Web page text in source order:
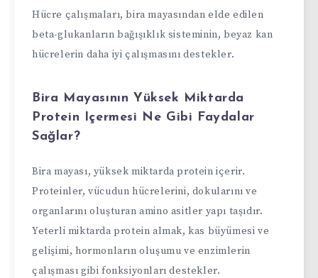
Hücre çalışmaları, bira mayasından elde edilen
beta-glukanların bağışıklık sisteminin, beyaz kan
hücrelerin daha iyi çalışmasını destekler.
Bira Mayasının Yüksek Miktarda
Protein Içermesi Ne Gibi Faydalar
Sağlar?
Bira mayası, yüksek miktarda protein içerir.
Proteinler, vücudun hücrelerini, dokularını ve
organlarını oluşturan amino asitler yapı taşıdır.
Yeterli miktarda protein almak, kas büyümesi ve
gelişimi, hormonların oluşumu ve enzimlerin
çalışması gibi fonksiyonları destekler.